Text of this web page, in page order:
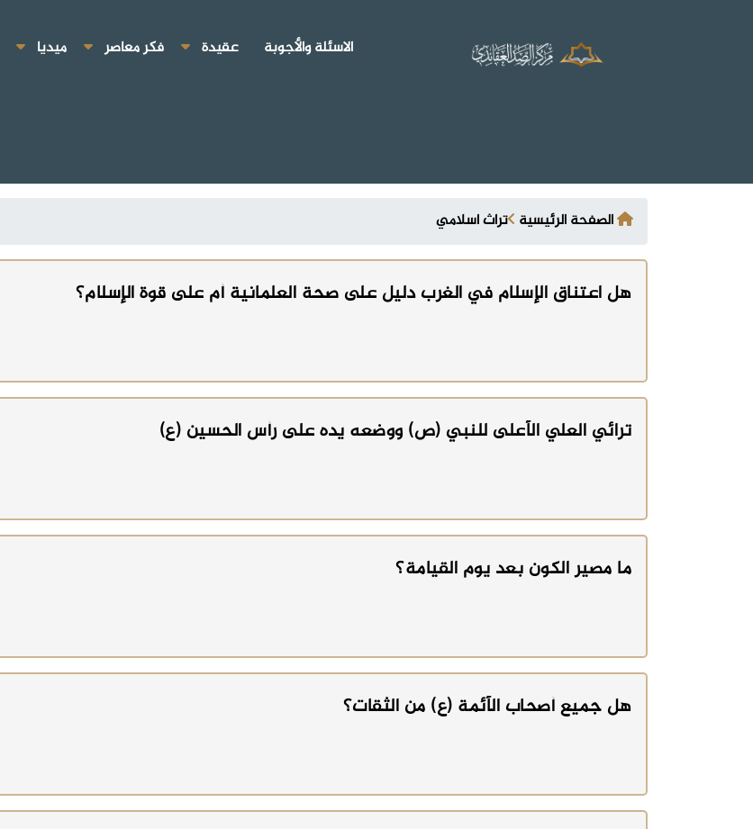
الاسئلة والأجوبة عقيدة فكر معاصر ميديا
الصفحة الرئيسية تراث اسلامي
هل اعتناق الإسلام في الغرب دليل على صحة العلمانية أم على قوة الإسلام؟
ترائي العلي الأعلى للنبي (ص) ووضعه يده على رأس الحسين (ع)
ما مصير الكون بعد يوم القيامة؟
هل جميع أصحاب الأئمة (ع) من الثقات؟